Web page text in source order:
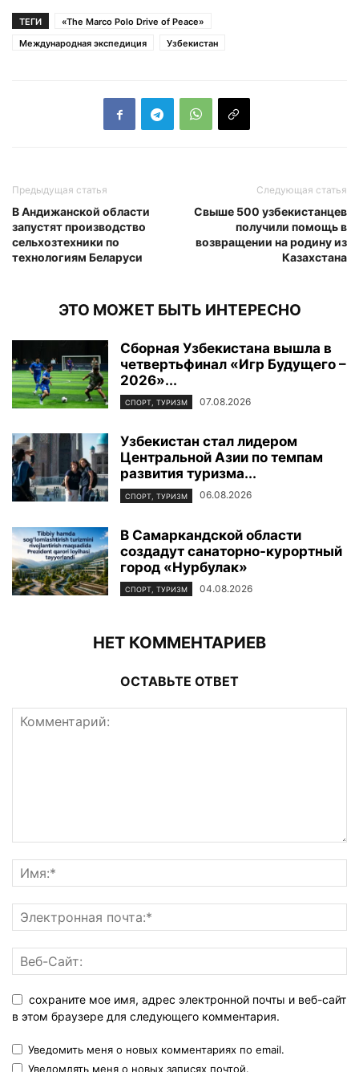
ТЕГИ
«The Marco Polo Drive of Peace»
Международная экспедиция
Узбекистан
Предыдущая статья
В Андижанской области
запустят производство
сельхозтехники по
технологиям Беларуси
Следующая статья
Свыше 500 узбекистанцев
получили помощь в
возвращении на родину из
Казахстана
ЭТО МОЖЕТ БЫТЬ ИНТЕРЕСНО
Сборная Узбекистана вышла в
четвертьфинал «Игр Будущего –
2026»...
СПОРТ, ТУРИЗМ 07.08.2026
Узбекистан стал лидером
Центральной Азии по темпам
развития туризма...
СПОРТ, ТУРИЗМ 06.08.2026
В Самаркандской области
создадут санаторно-курортный
город «Нурбулак»
СПОРТ, ТУРИЗМ 04.08.2026
НЕТ КОММЕНТАРИЕВ
ОСТАВЬТЕ ОТВЕТ
сохраните мое имя, адрес электронной почты и веб-сайт
в этом браузере для следующего комментария.
Уведомить меня о новых комментариях по email.
Уведомлять меня о новых записях почтой.